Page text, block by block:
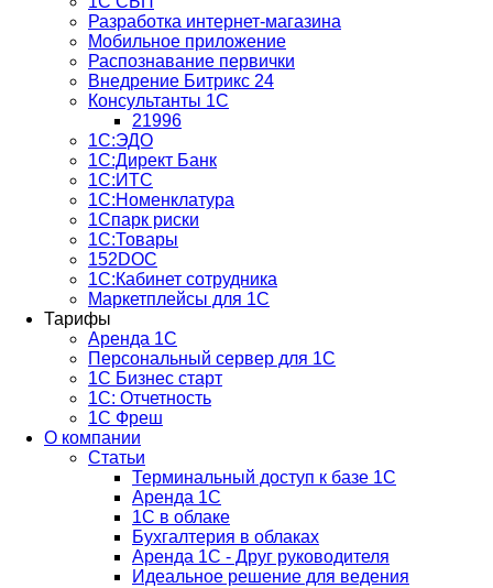
Разработка интернет-магазина
Мобильное приложение
Распознавание первички
Внедрение Битрикс 24
Консультанты 1С
21996
1С:ЭДО
1С:Директ Банк
1С:ИТС
1С:Номенклатура
1Спарк риски
1С:Товары
152DOC
1С:Кабинет сотрудника
Маркетплейсы для 1С
Тарифы
Аренда 1С
Персональный сервер для 1С
1С Бизнес старт
1С: Отчетность
1C Фреш
О компании
Статьи
Терминальный доступ к базе 1С
Аренда 1С
1С в облаке
Бухгалтерия в облаках
Аренда 1С - Друг руководителя
Идеальное решение для ведения